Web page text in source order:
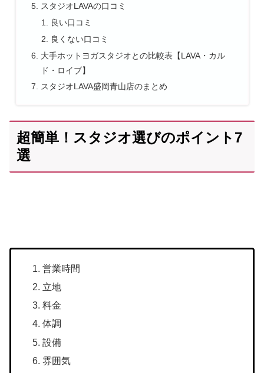
スタジオLAVAの口コミ
良い口コミ
良くない口コミ
大手ホットヨガスタジオとの比較表【LAVA・カル
ド・ロイブ】
スタジオLAVA盛岡青山店のまとめ
超簡単！スタジオ選びのポイント7
選
営業時間
立地
料金
体調
設備
雰囲気